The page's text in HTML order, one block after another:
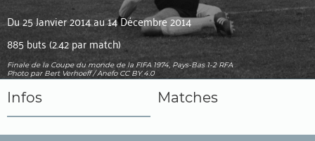
Du 25 Janvier 2014 au 14 Décembre 2014
885 buts (2.42 par match)
Finale de la Coupe du monde de la FIFA 1974, Pays-Bas 1-2 RFA
Photopar Bert Verhoeff / Anefo CC BY 4.0
Infos Matches